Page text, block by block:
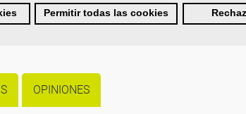
Permitir todas las cookies
OPINIONES